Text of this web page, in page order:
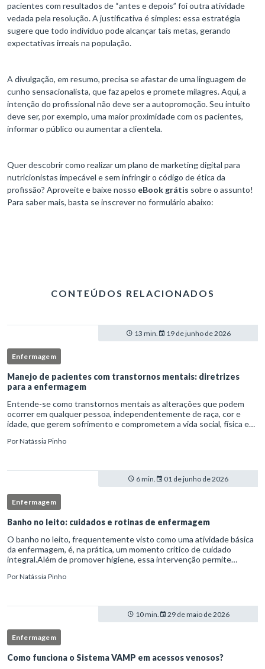
pacientes com resultados de “antes e depois” foi outra atividade
vedada pela resolução. A justificativa é simples: essa estratégia
sugere que todo indivíduo pode alcançar tais metas, gerando
expectativas irreais na população.
A divulgação, em resumo, precisa se afastar de uma linguagem de
cunho sensacionalista, que faz apelos e promete milagres. Aqui, a
intenção do profissional não deve ser a autopromoção. Seu intuito
deve ser, por exemplo, uma maior proximidade com os pacientes,
informar o público ou aumentar a clientela.
Quer descobrir como realizar um plano de marketing digital para
nutricionistas impecável e sem infringir o código de ética da
profissão? Aproveite e baixe nosso eBook grátis sobre o assunto!
Para saber mais, basta se inscrever no formulário abaixo:
CONTEÚDOS RELACIONADOS
13 min. 19 de junho de 2026
Enfermagem
Manejo de pacientes com transtornos mentais: diretrizes
para a enfermagem
Entende-se como transtornos mentais as alterações que podem
ocorrer em qualquer pessoa, independentemente de raça, cor e
idade, que gerem sofrimento e comprometem a vida social, física e
PorNatássia Pinho
6 min. 01 de junho de 2026
Enfermagem
Banho no leito: cuidados e rotinas de enfermagem
O banho no leito, frequentemente visto como uma atividade básica
da enfermagem, é, na prática, um momento crítico de cuidado
integral.Além de promover higiene, essa intervenção permite
PorNatássia Pinho
10 min. 29 de maio de 2026
Enfermagem
Como funciona o Sistema VAMP em acessos venosos?